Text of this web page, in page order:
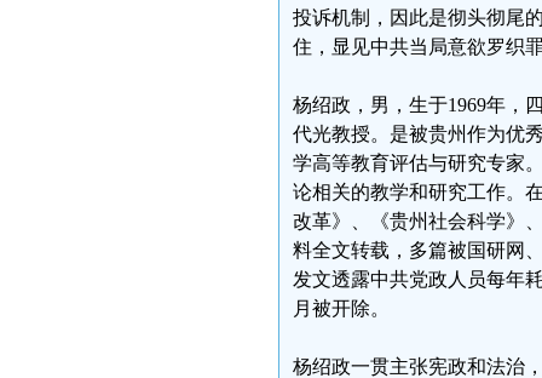
投诉机制，因此是彻头彻尾
住，显见中共当局意欲罗织
杨绍政，男，生于1969年，
代光教授。是被贵州作为优
学高等教育评估与研究专家
论相关的教学和研究工作。
改革》、《贵州社会科学》
料全文转载，多篇被国研网
发文透露中共党政人员每年
月被开除。
杨绍政一贯主张宪政和法治